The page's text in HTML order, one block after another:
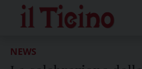
content
NEWS